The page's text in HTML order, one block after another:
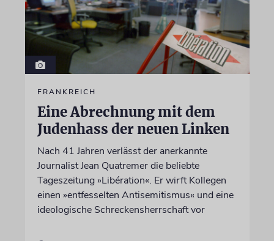
FRANKREICH
Eine Abrechnung mit dem
Judenhass der neuen Linken
Nach 41 Jahren verlässt der anerkannte
Journalist Jean Quatremer die beliebte
Tageszeitung »Libération«. Er wirft Kollegen
einen »entfesselten Antisemitismus« und eine
ideologische Schreckensherrschaft vor